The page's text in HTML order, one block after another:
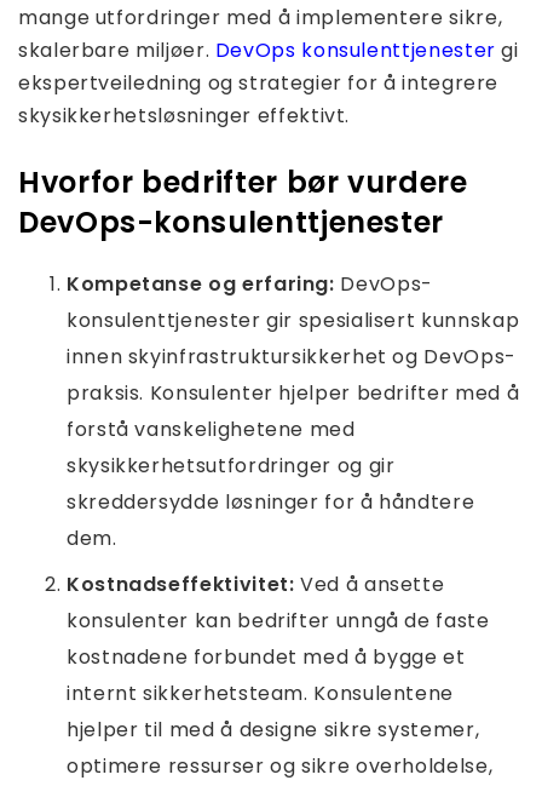
mange utfordringer med å implementere sikre,
skalerbare miljøer. DevOps konsulenttjenester gi
ekspertveiledning og strategier for å integrere
skysikkerhetsløsninger effektivt.
Hvorfor bedrifter bør vurdere
DevOps-konsulenttjenester
Kompetanse og erfaring: DevOps-
konsulenttjenester gir spesialisert kunnskap
innen skyinfrastruktursikkerhet og DevOps-
praksis. Konsulenter hjelper bedrifter med å
forstå vanskelighetene med
skysikkerhetsutfordringer og gir
skreddersydde løsninger for å håndtere
dem.
Kostnadseffektivitet:Ved å ansette
konsulenter kan bedrifter unngå de faste
kostnadene forbundet med å bygge et
internt sikkerhetsteam. Konsulentene
hjelper til med å designe sikre systemer,
optimere ressurser og sikre overholdelse,